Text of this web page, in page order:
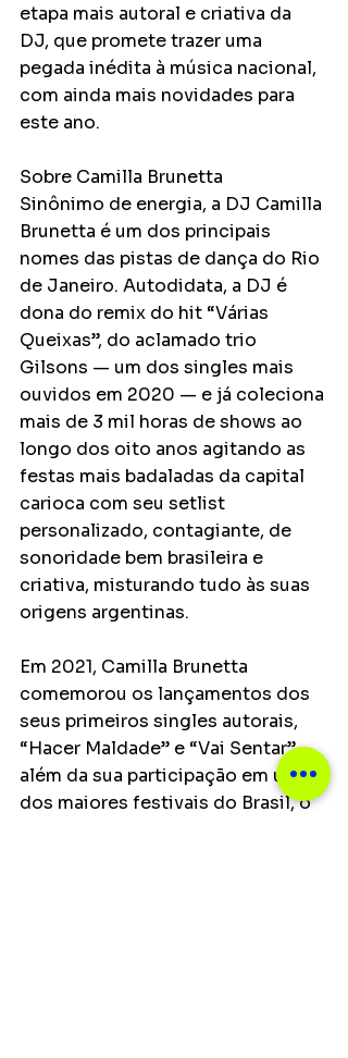
etapa mais autoral e criativa da
DJ, que promete trazer uma
pegada inédita à música nacional,
com ainda mais novidades para
este ano.
Sobre Camilla Brunetta
Sinônimo de energia, a DJ Camilla
Brunetta é um dos principais
nomes das pistas de dança do Rio
de Janeiro. Autodidata, a DJ é
dona do remix do hit “Várias
Queixas”, do aclamado trio
Gilsons — um dos singles mais
ouvidos em 2020 — e já coleciona
mais de 3 mil horas de shows ao
longo dos oito anos agitando as
festas mais badaladas da capital
carioca com seu setlist
personalizado, contagiante, de
sonoridade bem brasileira e
criativa, misturando tudo às suas
origens argentinas.
Em 2021, Camilla Brunetta
comemorou os lançamentos dos
seus primeiros singles autorais,
“Hacer Maldade” e “Vai Sentar”,
além da sua participação em um
dos maiores festivais do Brasil, o